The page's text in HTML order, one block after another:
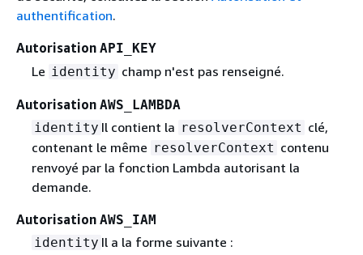
authentification.
Autorisation API_KEY
Le identity champ n'est pas renseigné.
Autorisation AWS_LAMBDA
identity Il contient la resolverContext clé,
contenant le même resolverContext contenu
renvoyé par la fonction Lambda autorisant la
demande.
Autorisation AWS_IAM
identity Il a la forme suivante :